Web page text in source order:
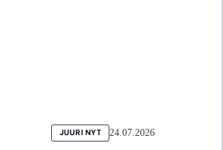
JUURI NYT 24.07.2026